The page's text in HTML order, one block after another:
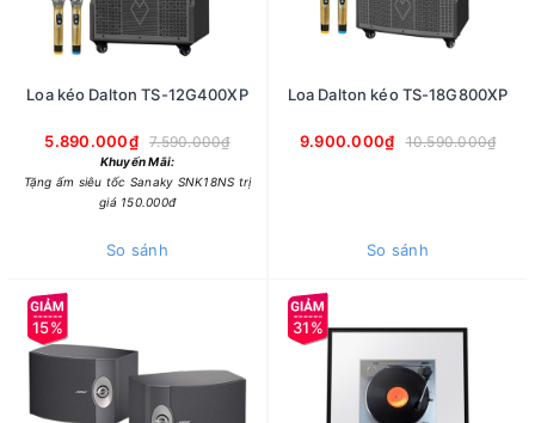
Loa kéo Dalton TS-12G400XP
5.890.000₫ 7.590.000₫
Khuyến Mãi:
Tặng ấm siêu tốc Sanaky SNK18NS trị
giá 150.000đ
So sánh
Loa Dalton kéo TS-18G800XP
9.900.000₫ 10.590.000₫
So sánh
15% 31%